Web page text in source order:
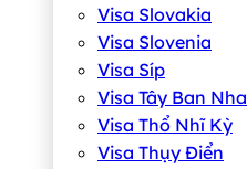
Visa Slovakia
Visa Slovenia
Visa Síp
Visa Tây Ban Nha
Visa Thổ Nhĩ Kỳ
Visa Thụy Điển